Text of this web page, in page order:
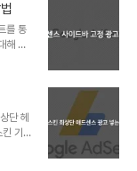
를 통
해 한
광
방
다는
터인
고정
분
단 헤
기준
광고